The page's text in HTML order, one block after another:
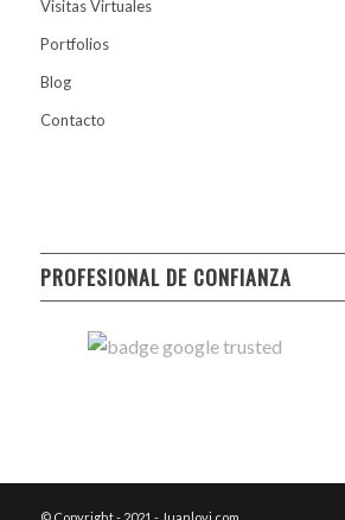
Visitas Virtuales
Portfolios
Blog
Contacto
PROFESIONAL DE CONFIANZA